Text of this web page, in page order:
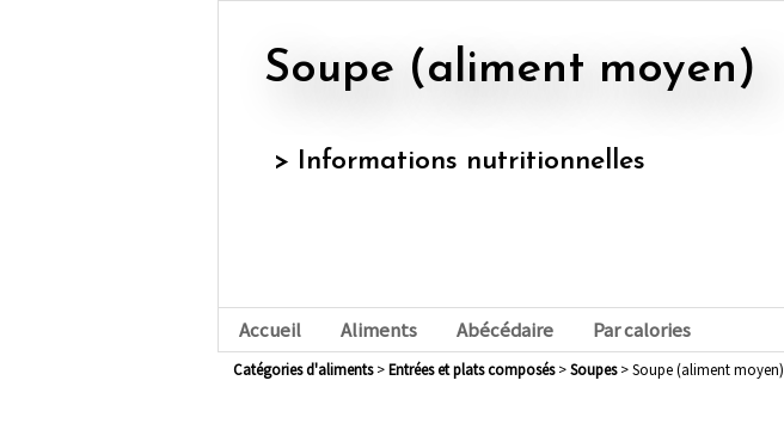
Soupe (aliment moyen)
> Informations nutritionnelles
Accueil Aliments Abécédaire Par calories
Catégories d'aliments> entrées et plats composés> soupes> Soupe (aliment moyen)